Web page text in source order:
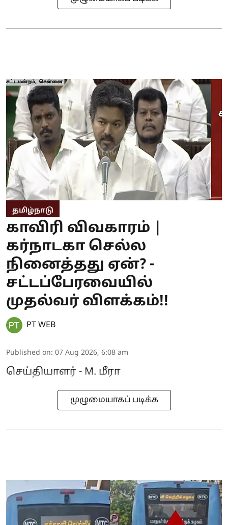
தமிழ்நாடு
காவிரி விவகாரம் |
கர்நாடகா செல்ல
நினைத்தது ஏன்? -
சட்டப்பேரவையில்
முதல்வர் விளக்கம்!!
PT WEB
Published on: 07 Aug 2026, 6:08 am
செய்தியாளர் - M. மீரா
முழுமையாகப் படிக்க